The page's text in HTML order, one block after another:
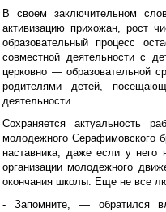
В своем заключительном
активизацию прихожан, рост
образовательный процесс
совместной деятельности с
церковно — образовательной
родителями детей,
деятельности.
Сохраняется актуальность
молодежного Серафимовского
наставника, даже если у
организации молодежного
окончания школы. Еще не все
- Запомните, — обратился